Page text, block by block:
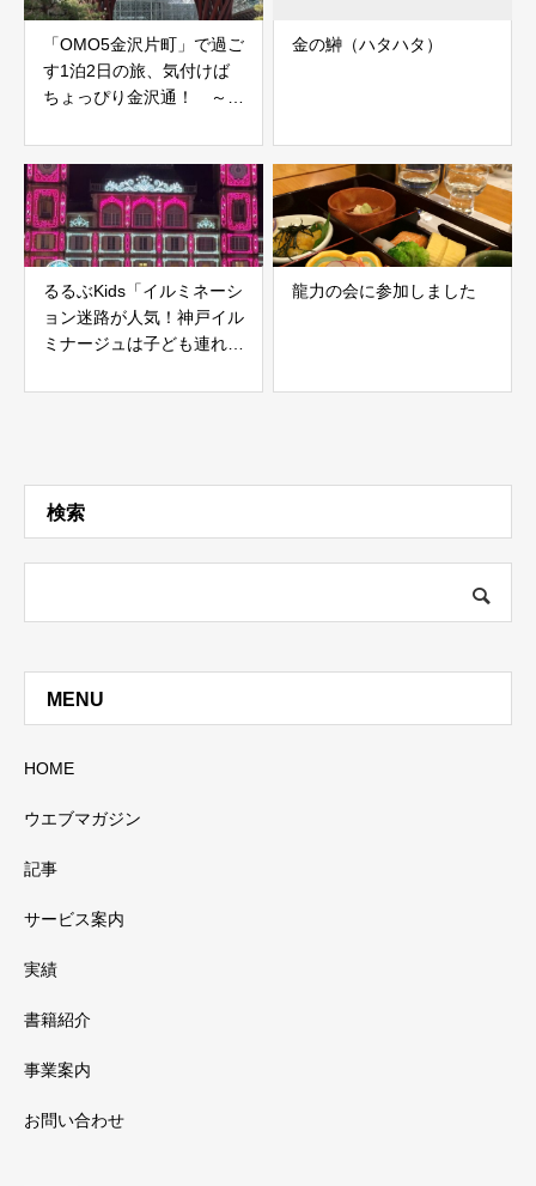
「OMO5金沢片町」で過ご
す1泊2日の旅、気付けば
ちょっぴり金沢通！ ～1
金の鰰（ハタハタ）
るるぶKids「イルミネーシ
ョン迷路が人気！神戸イル
ミナージュは子ども連れの
2026）」記事公開中
龍力の会に参加しました
検索
MENU
HOME
ウエブマガジン
記事
サービス案内
実績
書籍紹介
事業案内
お問い合わせ